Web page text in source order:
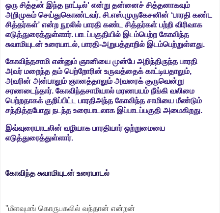
ஒரு சித்தன் இந்த நாட்டில்' என்று தன்னைச் சித்தனாகவும்
அறிமுகம் செய்துகொண்டவர். சி.எஸ்.முருகேசனின் ‘பாரதி கண்ட
சித்தர்கள்’ என்ற நூலில் பாரதி கண்ட சித்தர்கள் பற்றி விரிவாக
எடுத்துரைத்துள்ளார். பாடப்பகுதியில் இடம்பெற்ற கோவிந்த
சுவாமியுடன் உரையாடல், பாரதி-அறுபத்தாறில் இடம்பெற்றுள்ளது.
கோவிந்தசாமி என்னும் ஞானியை முன்பே அறிந்திருந்த பாரதி
அவர் மறைந்த தம் பெற்றோரின் உருவத்தைக் காட்டியதாலும்,
அவரின் அன்பாலும் ஞானத்தாலும் அவரைக் குருவென்று
சரணடைந்தார். கோவிந்தசாமியால் மரணபயம் நீங்கி வலிமை
பெற்றதாகக் குறிப்பிட்ட பாரதிஅந்த கோவிந்த சாமியை மீண்டும்
சந்தித்தபோது நடந்த உரையாடலாக இப்பாடப்பகுதி அமைகிறது.
இவ்வுரையாடலின் வழியாக பாரதியார் ஒற்றுமையை
எடுத்துரைத்துள்ளார்.
கோவிந்த சுவாமியுடன் உரையாடல்
''மீளவுமங் கொருபகலில் வந்தான் என்றன்